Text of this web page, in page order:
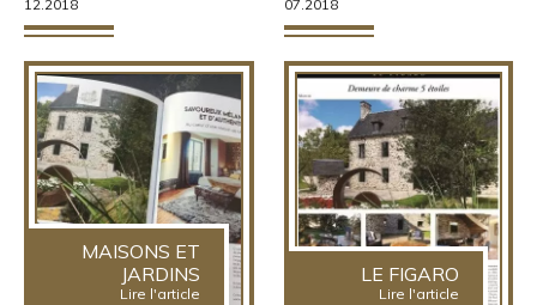
12.2018
MAISONS ET
JARDINS
Lire l'article
07.2018
LE FIGARO
Lire l'article